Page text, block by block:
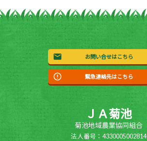
お問い合せはこちら
緊急連絡先はこちら
ＪＡ菊池
菊池地域農業協同組合
法人番号：4330005002814